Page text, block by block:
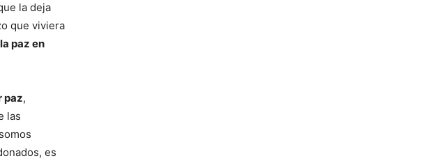
la deja
que viviera
paz en
paz,
las
es